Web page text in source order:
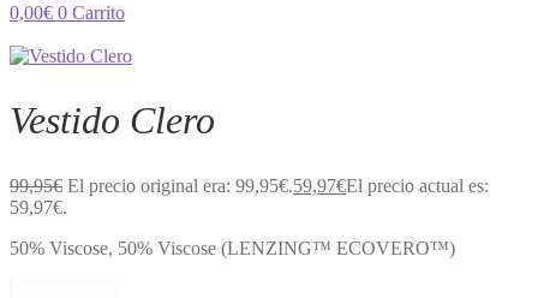
0,00€ 0 Carrito
Vestido Clero
99,95€ El precio original era: 99,95€.59,97€El precio actual es:
59,97€.
50% Viscose, 50% Viscose (LENZING™ ECOVERO™)